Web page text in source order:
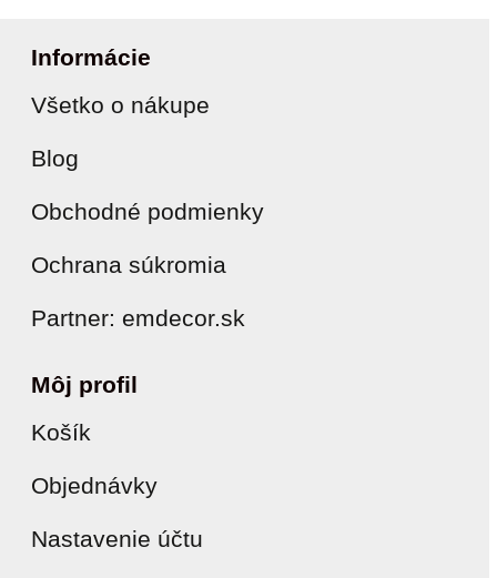
Informácie
Všetko o nákupe
Blog
Obchodné podmienky
Ochrana súkromia
Partner: emdecor.sk
Môj profil
Košík
Objednávky
Nastavenie účtu